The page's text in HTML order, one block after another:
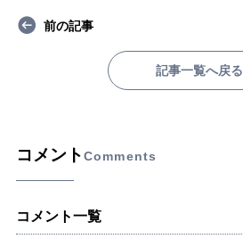
前の記事
記事一覧へ戻る
コメントComments
コメント一覧